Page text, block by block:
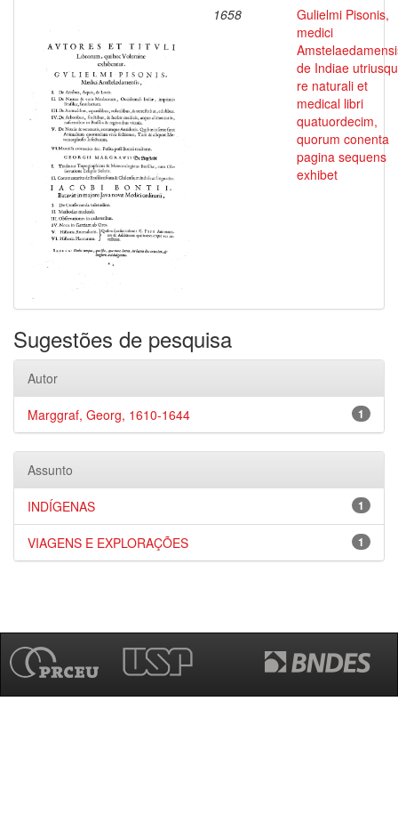
1658
Gulielmi Pisonis,
medici
de Indiae
re naturali et
medical libri
quatuordecim,
quorum conenta
pagina sequens
exhibet
Sugestões de pesquisa
Autor
1
Marggraf, Georg, 1610-1644
Assunto
1
INDÍGENAS
1
VIAGENS E EXPLORAÇÕES